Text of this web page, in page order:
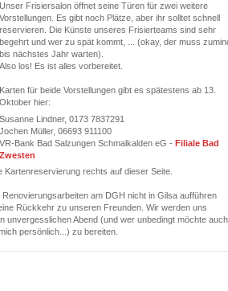
Unser Frisiersalon öffnet seine Türen für zwei weitere
Vorstellungen. Es gibt noch Plätze, aber ihr solltet schnell
reservieren. Die Künste unseres Frisierteams sind sehr
begehrt und wer zu spät kommt, ... (okay, der muss
bis nächstes Jahr warten).
Also los! Es ist alles vorbereitet.
Karten für beide Vorstellungen gibt es spätestens ab 13.
Oktober hier:
Susanne Lindner, 0173 7837291
Jochen Müller, 06693 911100
VR-Bank Bad Salzungen Schmalkalden eG - Filiale Bad
Zwesten
Kartenreservierung rechts auf dieser Seite.
am DGH nicht in Gilsa aufführen
Rückkehr zu unseren Freunden. Wir werden uns
unvergesslichen Abend (und wer unbedingt möchte auch
persönlich...) zu bereiten.